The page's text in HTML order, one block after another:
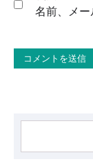
名前、メー